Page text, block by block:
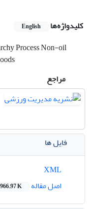
کلیدواژه‌ها English
Process Non-oil
مراجع
فایل ها
اصل مقاله
966.97 K